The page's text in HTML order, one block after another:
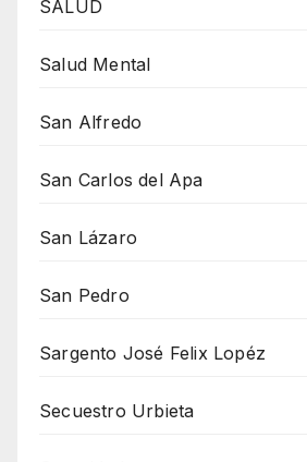
SALUD
Salud Mental
San Alfredo
San Carlos del Apa
San Lázaro
San Pedro
Sargento José Felix Lopéz
Secuestro Urbieta